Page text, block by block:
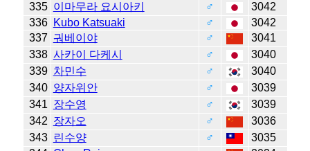
335 이마무라 요시아키 ♂
3042
336 Kubo Katsuaki ♂
3042
337 궈베이야 ♂
3041
338 사카이 다케시 ♂
3040
339 차민수 ♂
3040
340 양자위안 ♂
3039
341 장수영 ♂
3039
342 장자오 ♂
3036
343 린수양 ♂
3035